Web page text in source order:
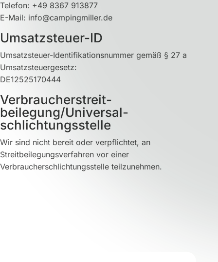
Telefon: +49 8367 913877
E-Mail: info@campingmiller.de
Umsatzsteuer-ID
Umsatzsteuer-Identifikationsnummer gemäß § 27 a
Umsatzsteuergesetz:
DE12525170444
Verbraucher­streit­
beilegung/Universal­
schlichtungs­stelle
Wir sind nicht bereit oder verpflichtet, an
Streitbeilegungsverfahren vor einer
Verbraucherschlichtungsstelle teilzunehmen.